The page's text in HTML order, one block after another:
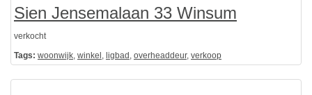
Sien Jensemalaan 33 Winsum
verkocht
Tags: woonwijk, winkel , ligbad , overheaddeur, verkoop